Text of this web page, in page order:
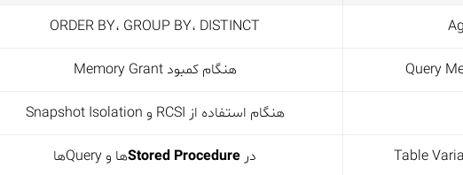
ORDER BY، GROUP BY، DISTINCT
هنگام کمبود Memory Grant
هنگام استفاده از RCSI و Snapshot Isolation
در Stored Procedureها و Queryها